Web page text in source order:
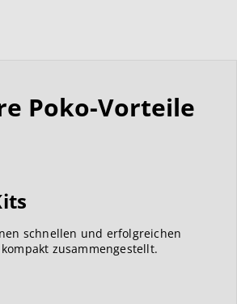
Poko-Vorteile
schnellen und erfolgreichen
zusammengestellt.